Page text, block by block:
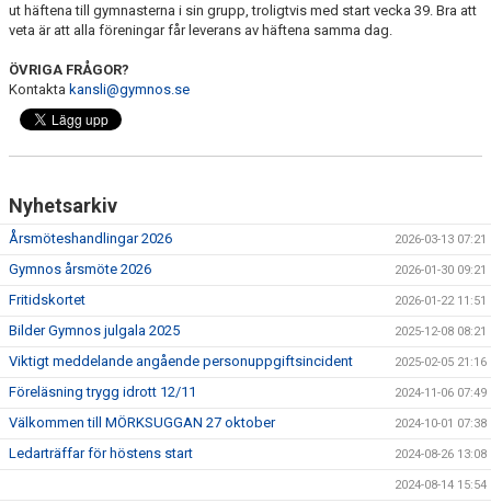
ut häftena till gymnasterna i sin grupp, troligtvis med start vecka 39. Bra att
veta är att alla föreningar får leverans av häftena samma dag.
ÖVRIGA FRÅGOR?
Kontakta kansli@gymnos.se
Nyhetsarkiv
Årsmöteshandlingar 2026 2026-03-13 07:21
Gymnos årsmöte 2026 2026-01-30 09:21
Fritidskortet 2026-01-22 11:51
Bilder Gymnos julgala 2025 2025-12-08 08:21
Viktigt meddelande angående personuppgiftsincident 2025-02-05 21:16
Föreläsning trygg idrott 12/11 2024-11-06 07:49
Välkommen till MÖRKSUGGAN 27 oktober 2024-10-01 07:38
Ledarträffar för höstens start 2024-08-26 13:08
2024-08-14 15:54